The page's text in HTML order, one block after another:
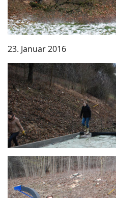
23. Januar 2016